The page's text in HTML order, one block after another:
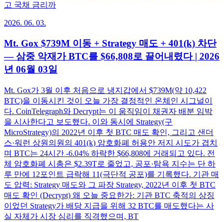
고 국채 금리까
2026. 06. 03.
Mt. Gox $739M 이동 + Strategy 매도 + 401(k) 차단
— 삼중 악재가 BTC를 $66,808로 끌어내렸다 | 2026
년 06월 03일
Mt. Gox가 3월 이후 처음으로 냉지갑에서 $739M(약 10,422
BTC)을 이동시킨 것이 오늘 가장 결정적인 온체인 시그널이
다. CoinTelegraph와 Decrypt는 이 움직임이 채권자 배분 임박
을 시사한다고 보도했다. 이와 동시에 Strategy(구
MicroStrategy)의 2022년 이후 첫 BTC 매도 확인, 그리고 샌더
스·워런 상원의원의 401(k) 암호화폐 허용안 저지 시도가 겹치
며 BTC는 24시간 -6.04% 하락한 $66,808에 거래되고 있다. 전
체 암호화폐 시총은 $2.39T로 줄었고, 공포·탐욕 지수는 단 하
루 만에 12포인트 급락해 11(극단적 공포)를 기록했다. 기관 매
도 압력: Strategy 매도와 그 파장 Strategy, 2022년 이후 첫 BTC
매도 확인 (Decrypt) 왜 오늘 중요한가: 기관 BTC 축적의 상징
이었던 Strategy가 배당 지급을 위해 32 BTC를 매도했다는 사
실 자체가 시장 심리를 직격했으며, BT